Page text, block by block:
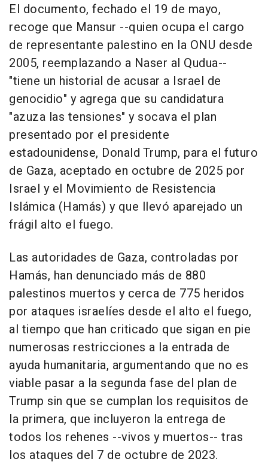
El documento, fechado el 19 de mayo,
recoge que Mansur --quien ocupa el cargo
de representante palestino en la ONU desde
2005, reemplazando a Naser al Qudua--
"tiene un historial de acusar a Israel de
genocidio" y agrega que su candidatura
"azuza las tensiones" y socava el plan
presentado por el presidente
estadounidense, Donald Trump, para el futuro
de Gaza, aceptado en octubre de 2025 por
Israel y el Movimiento de Resistencia
Islámica (Hamás) y que llevó aparejado un
frágil alto el fuego.
Las autoridades de Gaza, controladas por
Hamás, han denunciado más de 880
palestinos muertos y cerca de 775 heridos
por ataques israelíes desde el alto el fuego,
al tiempo que han criticado que sigan en pie
numerosas restricciones a la entrada de
ayuda humanitaria, argumentando que no es
viable pasar a la segunda fase del plan de
Trump sin que se cumplan los requisitos de
la primera, que incluyeron la entrega de
todos los rehenes --vivos y muertos-- tras
los ataques del 7 de octubre de 2023.